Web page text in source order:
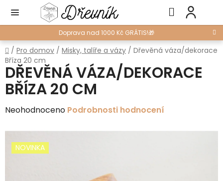
obsah
Doprava nad 1000 Kč GRÁTIS!🎁
Hledat
Domů
/ Pro domov / Misky, talíře a vázy / Dřevěná váza/dekorace
Bříza 20 cm
DŘEVĚNÁ VÁZA/DEKORACE
BŘÍZA 20 CM
Průměrné
Neohodnoceno Podrobnosti hodnocení
NOVINKA